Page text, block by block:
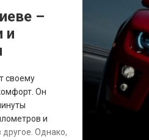
идеальных
–
и
своему
Он
и
другое. Однако,